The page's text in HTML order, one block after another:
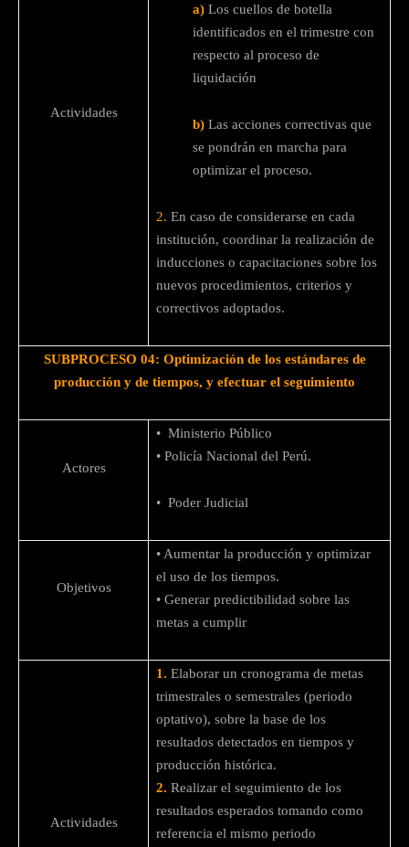
Actividades
a) Los cuellos de botella
identificados en el trimestre con
respecto al proceso de
liquidación
b) Las acciones correctivas que
se pondrán en marcha para
optimizar el proceso.
2. En caso de considerarse en cada
institución, coordinar la realización de
inducciones o capacitaciones sobre los
nuevos procedimientos, criterios y
correctivos adoptados.
SUBPROCESO 04: Optimización de los estándares de
producción y de tiempos, y efectuar el seguimiento
Actores
• Ministerio Público
• Policía Nacional del Perú.
• Poder Judicial
Objetivos
• Aumentar la producción y optimizar
el uso de los tiempos.
• Generar predictibilidad sobre las
metas a cumplir
Actividades
1. Elaborar un cronograma de metas
trimestrales o semestrales (periodo
optativo), sobre la base de los
resultados detectados en tiempos y
producción histórica.
2. Realizar el seguimiento de los
resultados esperados tomando como
referencia el mismo periodo